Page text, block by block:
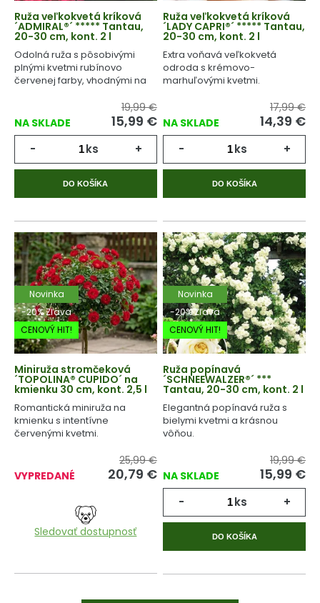
Ruža veľkokvetá kríková
´ADMIRAL®´ ***** Tantau,
20-30 cm, kont. 2 l
Odolná ruža s pôsobivými
plnými kvetmi rubínovo
červenej farby, vhodnými na
NA SKLADE
19,99 €
15,99 €
- ks +
DO KOŠÍKA
Ruža veľkokvetá kríková
´LADY CAPRI®´ ***** Tantau,
20-30 cm, kont. 2 l
Extra voňavá veľkokvetá
odroda s krémovo-
marhuľovými kvetmi.
NA SKLADE
17,99 €
14,39 €
- ks +
DO KOŠÍKA
Novinka
-20% Zľava
CENOVÝ HIT!
Miniruža stromčeková
´TOPOLINA® CUPIDO´ na
kmienku 30 cm, kont. 2,5 l
Romantická miniruža na
kmienku s intentívne
červenými kvetmi.
VYPREDANÉ
25,99 €
20,79 €
Sledovať dostupnosť
Novinka
-20% Zľava
CENOVÝ HIT!
Ruža popínavá
´SCHNEEWALZER®´ ***
Tantau, 20-30 cm, kont. 2 l
Elegantná popínavá ruža s
bielymi kvetmi a krásnou
vôňou.
NA SKLADE
19,99 €
15,99 €
- ks +
DO KOŠÍKA